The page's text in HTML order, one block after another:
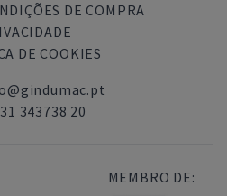
DE COMPRA
DE COOKIES
343738 20
MEMBRO DE: